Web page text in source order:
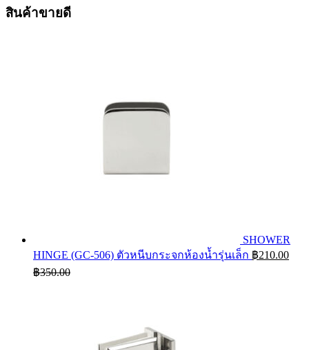
สินค้าขายดี
SHOWER
HINGE (GC-506) ตัวหนีบกระจกห้องน้ำรุ่นเล็ก ฿210.00
฿350.00